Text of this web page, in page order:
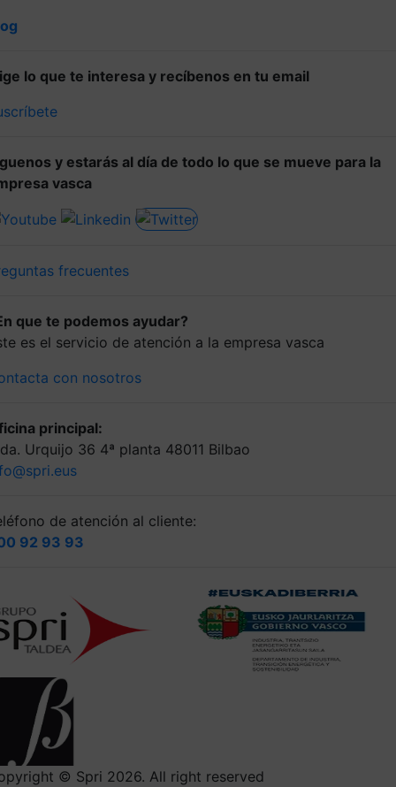
lo que te interesa y recíbenos en tu email
y estarás al día de todo lo que se mueve para la
vasca
frecuentes
que te podemos ayudar?
es el servicio de atención a la empresa vasca
con nosotros
principal:
Urquijo 36 4ª planta 48011 Bilbao
de atención al cliente:
92 93 93
© Spri 2026. All right reserved